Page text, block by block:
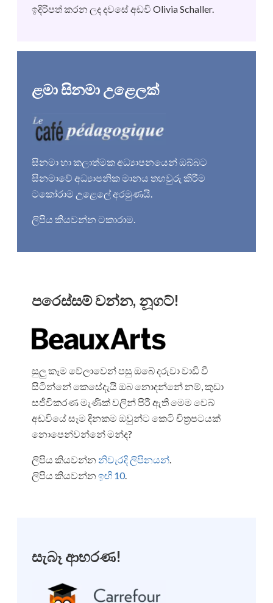
ඉදිරිපත් කරන ලද දවසේ අඩවි Olivia Schaller.
ළමා සිනමා උළෙලක්
සිනමා හා කලාත්මක අධ්‍යාපනයෙන් ඔබ්බට
සිනමාවේ අධ්‍යාපනික මානය තහවුරු කිරීම
ටකෝරාම උළෙලේ අරමුණයි.
ලිපිය කියවන්න ටකාරාම.
පරෙස්සම් වන්න, නූගට්!
සුලු කෑම වේලාවෙන් පසු ඔබේ දරුවා වාඩි වී
සිටින්නේ කෙසේදැයි ඔබ නොදන්නේ නම්, කුඩා
සජීවිකරණ මැණික් වලින් පිරී ඇති මෙම වෙබ්
අඩවියේ සෑම දිනකම ඔවුන්ට කෙටි චිත්‍රපටයක්
නොපෙන්වන්නේ මන්ද?
ලිපිය කියවන්න නිවැරදි ලිපිනයන්.
ලිපිය කියවන්න ඉඟි 10.
සැබෑ ආභරණ!